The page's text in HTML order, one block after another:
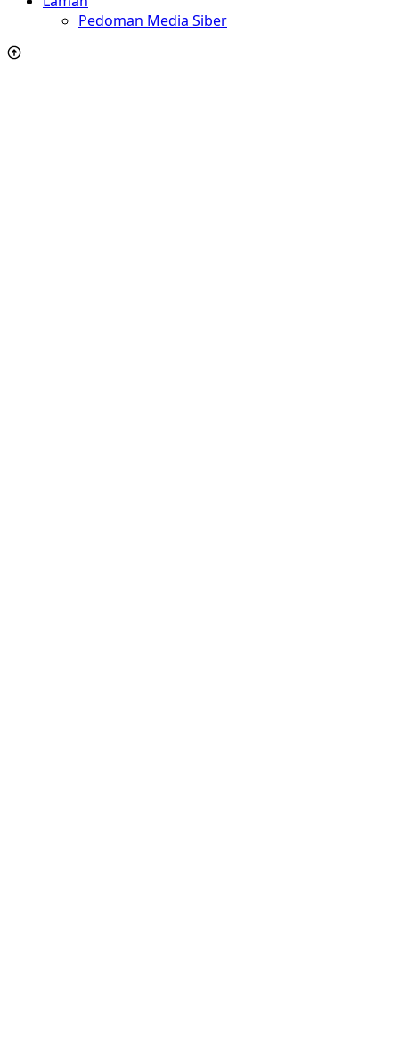
Pedoman Media Siber